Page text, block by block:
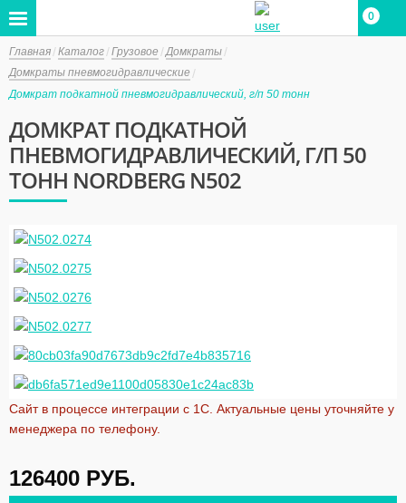
0
Главная Каталог Грузовое
Домкраты
Домкраты пневмогидравлические
Домкрат подкатной пневмогидравлический, г/п 50 тонн
ДОМКРАТ ПОДКАТНОЙ
ПНЕВМОГИДРАВЛИЧЕСКИЙ, Г/П 50
ТОНН NORDBERG N502
Сайт в процессе интеграции с 1С. Актуальные цены уточняйте у
менеджера по телефону.
126400 РУБ.